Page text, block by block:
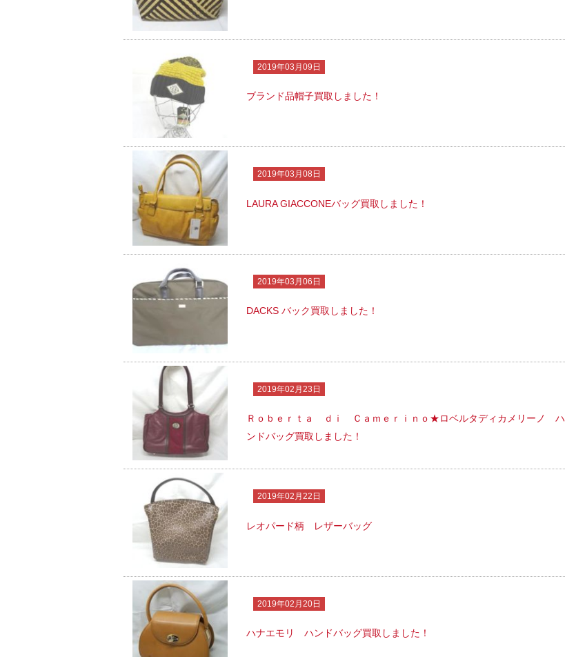
2019年03月09日
ブランド品帽子買取しました！
2019年03月08日
LAURA GIACCONEバッグ買取しました！
2019年03月06日
DACKS バック買取しました！
2019年02月23日
Ｒｏｂｅｒｔａ ｄｉ Ｃａｍｅｒｉｎｏ★ロベルタディカメリーノ ハ
ンドバッグ買取しました！
2019年02月22日
レオパード柄 レザーバッグ
2019年02月20日
ハナエモリ ハンドバッグ買取しました！